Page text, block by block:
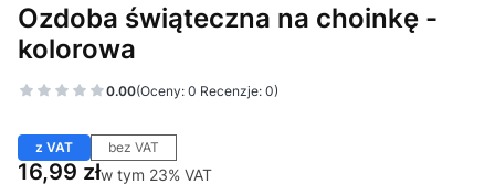
Ozdoba świąteczna na choinkę -
kolorowa
0.00(Oceny: 0 Recenzje: 0)
z VAT bez VAT
Cena
16,99 złw tym 23% VAT
w tym 23% VAT